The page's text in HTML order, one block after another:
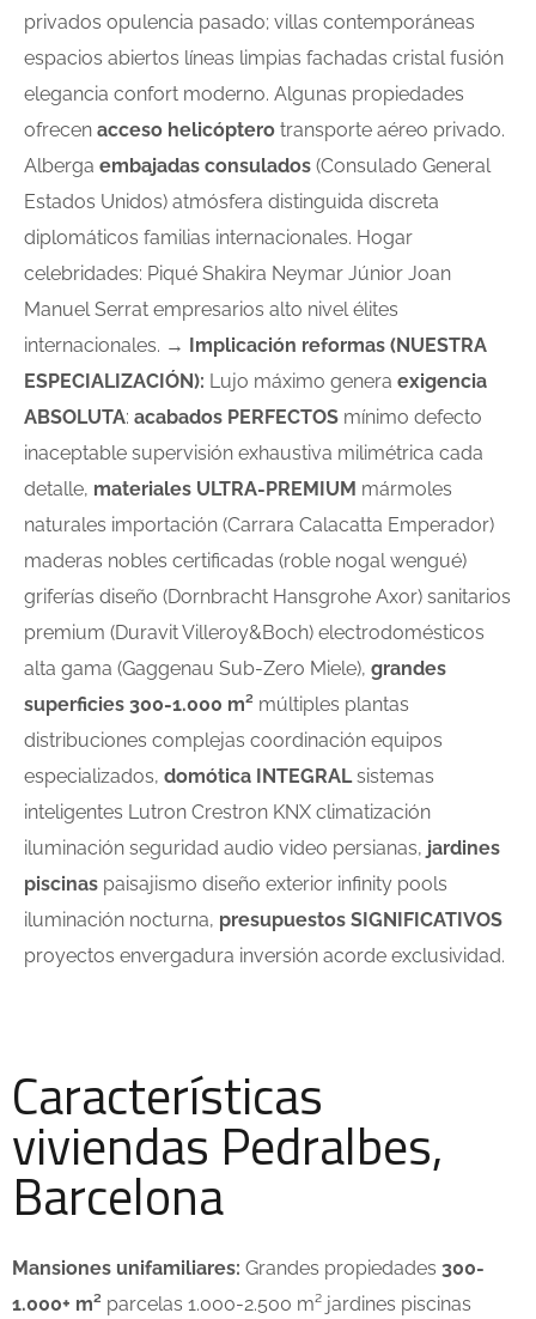
privados opulencia pasado; villas contemporáneas
espacios abiertos líneas limpias fachadas cristal fusión
elegancia confort moderno. Algunas propiedades
ofrecen acceso helicóptero transporte aéreo privado.
Alberga embajadas consulados (Consulado General
Estados Unidos) atmósfera distinguida discreta
diplomáticos familias internacionales. Hogar
celebridades: Piqué Shakira Neymar Júnior Joan
Manuel Serrat empresarios alto nivel élites
internacionales. → Implicación reformas (NUESTRA
ESPECIALIZACIÓN): Lujo máximo genera exigencia
ABSOLUTA: acabados PERFECTOS mínimo defecto
inaceptable supervisión exhaustiva milimétrica cada
detalle, materiales ULTRA-PREMIUM mármoles
naturales importación (Carrara Calacatta Emperador)
maderas nobles certificadas (roble nogal wengué)
griferías diseño (Dornbracht Hansgrohe Axor) sanitarios
premium (Duravit Villeroy&Boch) electrodomésticos
alta gama (Gaggenau Sub-Zero Miele), grandes
superficies 300-1.000 m² múltiples plantas
distribuciones complejas coordinación equipos
especializados, domótica INTEGRALsistemas
inteligentes Lutron Crestron KNX climatización
iluminación seguridad audio video persianas, jardines
piscinas paisajismo diseño exterior infinity pools
iluminación nocturna, presupuestos SIGNIFICATIVOS
proyectos envergadura inversión acorde exclusividad.
Características
viviendas Pedralbes,
Barcelona
Mansiones unifamiliares: Grandes propiedades 300-
1.000+ m² parcelas 1.000-2.500 m² jardines piscinas